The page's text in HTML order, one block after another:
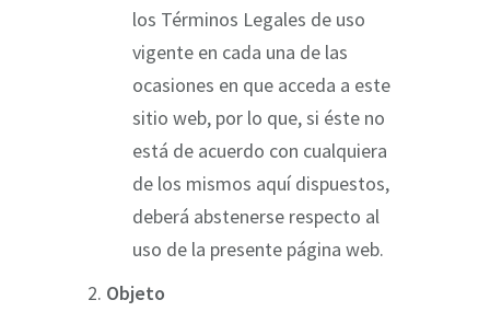
los Términos Legales de uso
vigente en cada una de las
ocasiones en que acceda a este
sitio web, por lo que, si éste no
está de acuerdo con cualquiera
de los mismos aquí dispuestos,
deberá abstenerse respecto al
uso de la presente página web.
Objeto